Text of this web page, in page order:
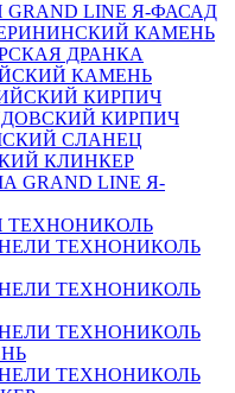
LINE Я-ФАСАД
КАМЕНЬ
ДРАНКА
КАМЕНЬ
КИРПИЧ
КИРПИЧ
СЛАНЕЦ
КЛИНКЕР
GRAND LINE Я-
ТЕХНОНИКОЛЬ
ТЕХНОНИКОЛЬ
ТЕХНОНИКОЛЬ
ТЕХНОНИКОЛЬ
ТЕХНОНИКОЛЬ